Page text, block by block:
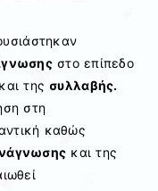
στο επίπεδο
και της συλλαβής.
στη
καθώς
και της